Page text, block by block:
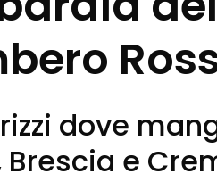
dove
Brescia e